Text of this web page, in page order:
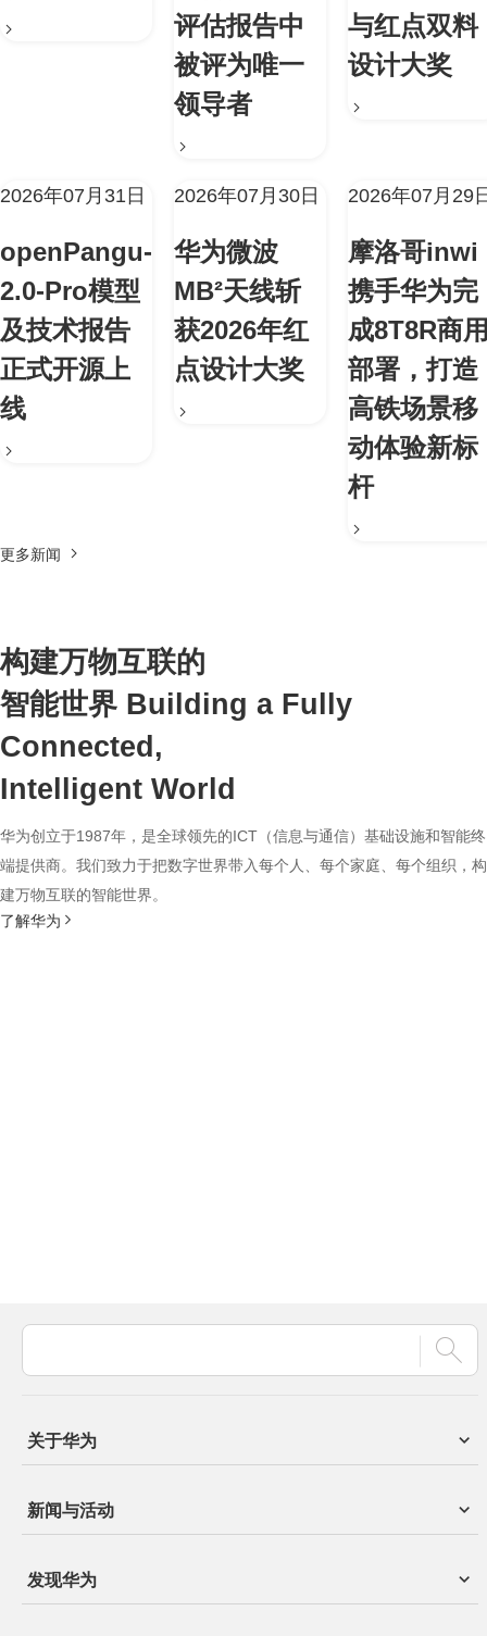
评估报告中
被评为唯一
领导者
与红点双料
设计大奖
2026年07月31日
openPangu-
2.0-Pro模型
及技术报告
正式开源上
线
2026年07月30日
华为微波
MB²天线斩
获2026年红
点设计大奖
2026年07月29
摩洛哥inwi
携手华为完
成8T8R商
部署，打造
高铁场景移
动体验新标
杆
更多新闻
构建万物互联的
智能世界 Building a Fully
Connected,
Intelligent World
华为创立于1987年，是全球领先的ICT（信息与通信）基础设施和智能终
端提供商。我们致力于把数字世界带入每个人、每个家庭、每个组织，构
建万物互联的智能世界。
了解华为
关于华为
新闻与活动
发现华为